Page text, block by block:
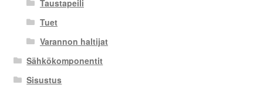
Taustapeili
Tuet
Varannon haltijat
Sähkökomponentit
Sisustus